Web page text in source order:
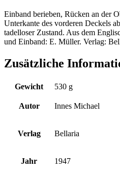
Einband berieben, Rücken an der
Unterkante des vorderen Deckels
tadelloser Zustand. Aus dem
und Einband: E. Müller. Verlag:
Zusätzliche
Gewicht 530 g
Autor Innes Michael
Verlag Bellaria
Jahr 1947